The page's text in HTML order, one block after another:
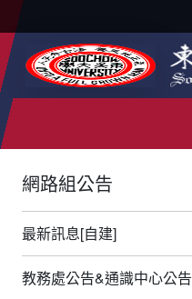
網路組公告
最新訊息[自建]
教務處公告&通識中心公告